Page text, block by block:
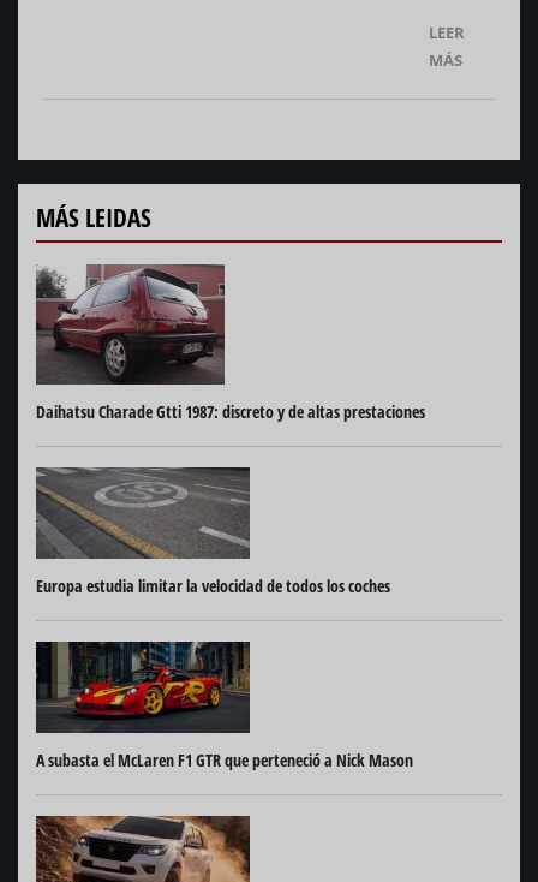
LEER
MÁS
MÁS LEIDAS
Daihatsu Charade Gtti 1987: discreto y de altas prestaciones
Europa estudia limitar la velocidad de todos los coches
A subasta el McLaren F1 GTR que perteneció a Nick Mason